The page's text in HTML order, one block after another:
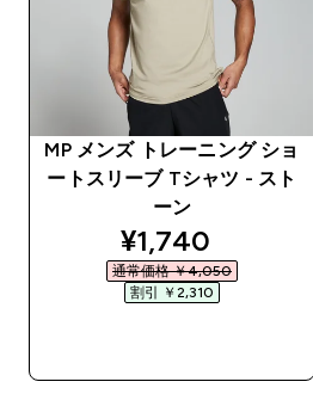
MP メンズ トレーニング ショ
ートスリーブ Tシャツ - スト
ーン
discounted
¥1,740‎
通常価格 ￥4,050‎
割引 ￥2,310‎